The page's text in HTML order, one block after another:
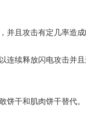
并且攻击有定几率造成
连续释放闪电攻击并
饼干和肌肉饼干替代。
美